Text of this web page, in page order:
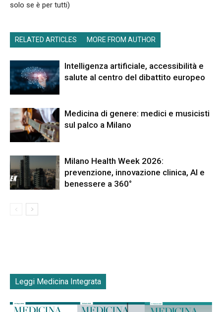
solo se è per tutti)
RELATED ARTICLES MORE FROM AUTHOR
Intelligenza artificiale, accessibilità e
salute al centro del dibattito europeo
Medicina di genere: medici e musicisti
sul palco a Milano
Milano Health Week 2026:
prevenzione, innovazione clinica, AI e
benessere a 360°
Leggi Medicina Integrata